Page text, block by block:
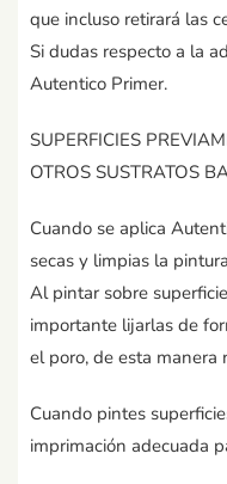
que incluso retirará las
Si dudas respecto a la
Autentico Primer.
SUPERFICIES
OTROS SUSTRATOS
Cuando se aplica
secas y limpias la
Al pintar sobre
importante lijarlas de
el poro, de esta
Cuando pintes
imprimación adecuada